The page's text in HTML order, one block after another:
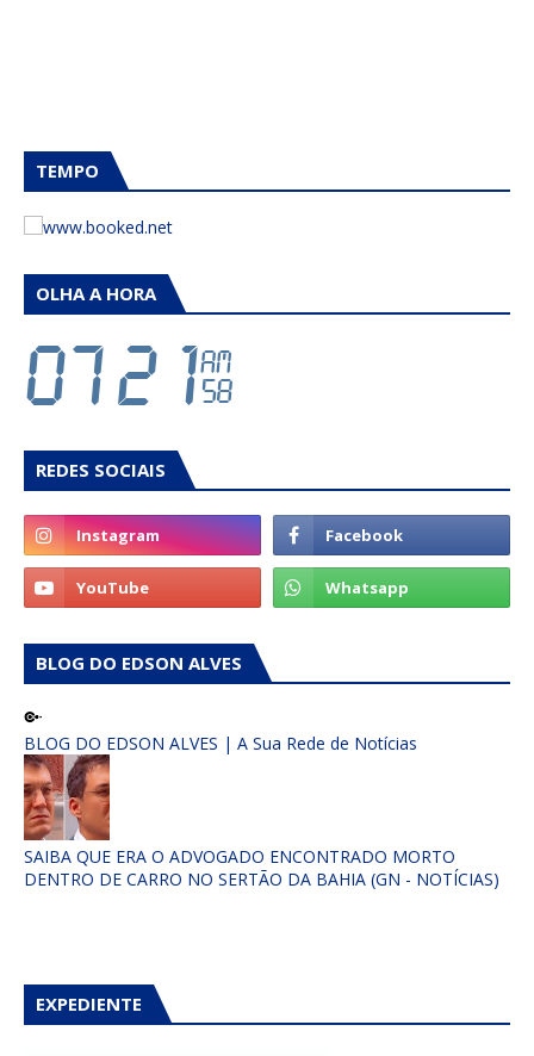
TEMPO
OLHA A HORA
REDES SOCIAIS
BLOG DO EDSON ALVES
BLOG DO EDSON ALVES | A Sua Rede de Notícias
SAIBA QUE ERA O ADVOGADO ENCONTRADO MORTO
DENTRO DE CARRO NO SERTÃO DA BAHIA (GN - NOTÍCIAS)
EXPEDIENTE